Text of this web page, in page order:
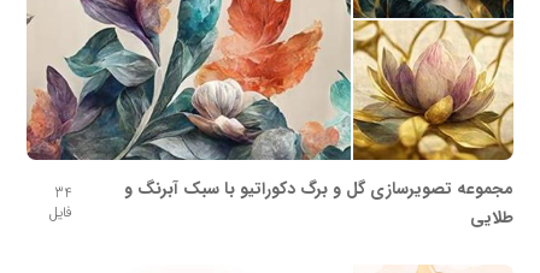
مجموعه تصویرسازی گل و برگ دکوراتیو با سبک آبرنگ و
طلایی
34
فایل